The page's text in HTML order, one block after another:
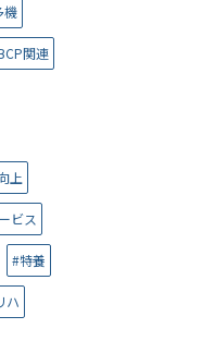
機
関連
上
ビス
#特養
ハ